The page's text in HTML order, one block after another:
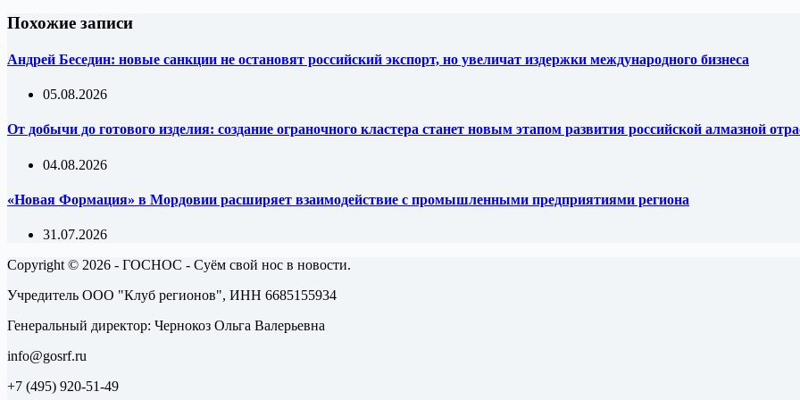
Похожие записи
Андрей Беседин: новые санкции не остановят российский экспорт, но увеличат издержки международного бизнеса
05.08.2026
От добычи до готового изделия: создание ограночного кластера станет новым этапом развития российской алмазной
04.08.2026
«Новая Формация» в Мордовии расширяет взаимодействие с промышленными предприятиями региона
31.07.2026
Copyright © 2026 - ГОСНОС - Суём свой нос в новости.
Учредитель ООО "Клуб регионов", ИНН 6685155934
Генеральный директор: Чернокоз Ольга Валерьевна
info@gosrf.ru
+7 (495) 920-51-49